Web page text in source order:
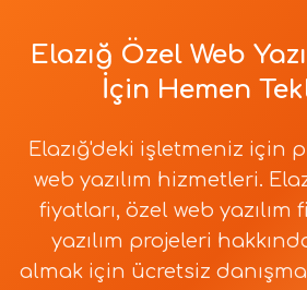
Elazığ Özel Web
İçin Hemen
Elazığ'deki işletmeniz için
web yazılım hizmetleri.
fiyatları, özel web yazılım
yazılım projeleri
almak için ücretsiz